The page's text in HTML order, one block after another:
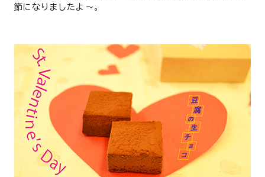
節になりましたよ～。